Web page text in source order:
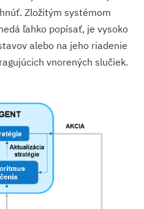
Zložitým systémom
ľahko popísať, je vysoko
alebo na jeho riadenie
vnorených slučiek.